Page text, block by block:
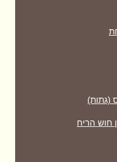
(גתות)
חוש הריח